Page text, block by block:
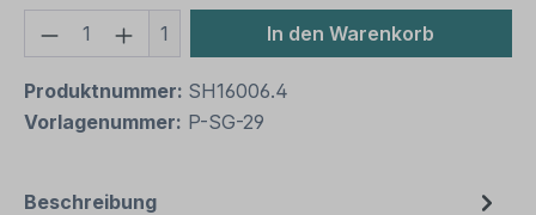
Produkt Anzahl: Gib den
1 In den Warenkorb
Produktnummer: SH16006.4
Vorlagenummer: P-SG-29
Beschreibung